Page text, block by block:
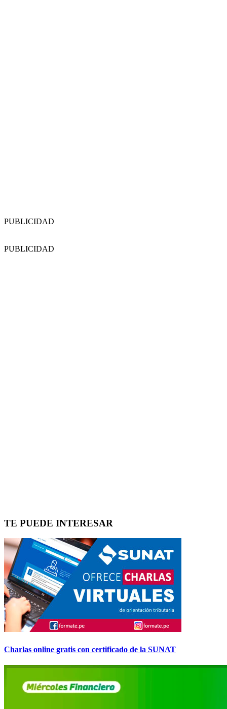
PUBLICIDAD
PUBLICIDAD
TE PUEDE INTERESAR
Charlas online gratis con certificado de la SUNAT